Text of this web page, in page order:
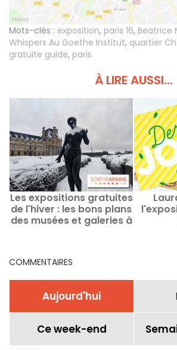
Mots-clés : exposition, paris 16, Beatrice
Whispers Au Goethe Institut, quartier
gratuite guide, paris
À LIRE AUSSI...
Les expositions gratuites
de l'hiver : les bons plans
des musées et galeries à
COMMENTAIRES
Aujourd'hui
Ce week-end